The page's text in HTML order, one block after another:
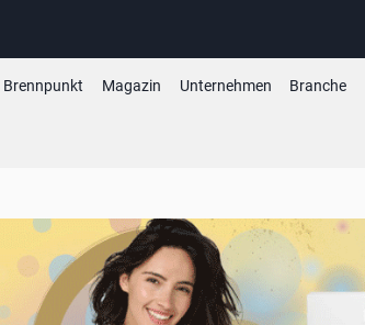
Brennpunkt Magazin Unternehmen Branche